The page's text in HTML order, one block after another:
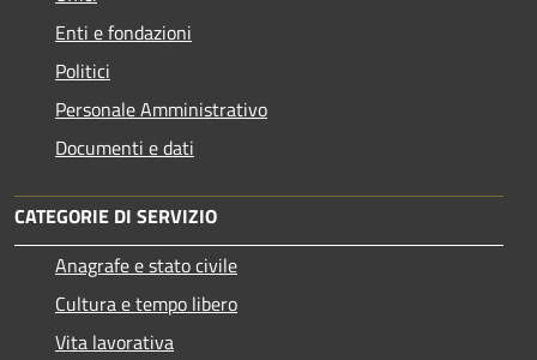
Enti e fondazioni
Politici
Personale Amministrativo
Documenti e dati
CATEGORIE DI SERVIZIO
Anagrafe e stato civile
Cultura e tempo libero
Vita lavorativa